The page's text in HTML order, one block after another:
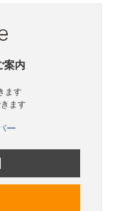
案内
ます
ます
ー